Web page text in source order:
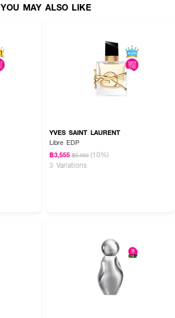
YOU MAY ALSO LIKE
YVES SAINT LAURENT
Libre EDP
฿3,555 ฿3,950 (10%)
3 Variations